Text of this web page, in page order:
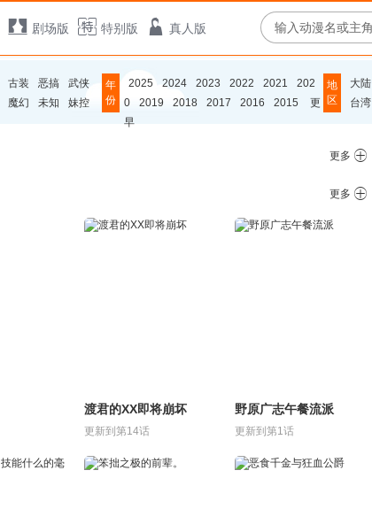
古装 恶搞
武侠
魔幻 未知 妹控
年
份
2025 2024 2023 2022 2021
202
0
2019 2018 2017 2016 2015
更
早
地
区
大陆
台湾
剧场版 特别版 真人版
更多 
更多 
渡君的XX即将崩坏
更新到第14话
野原广志午餐流派
更新到第1话